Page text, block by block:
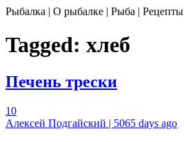
Рыбалка | О рыбалке | Рыба | Рецепты
Tagged: хлеб
Печень трески
10
Алексей Подгайский | 5065 days ago